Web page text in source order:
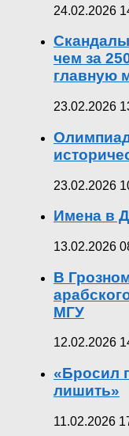
24.02.2026
чем за
главную
23.02.2026
23.02.2026
Имена в
13.02.2026
В
МГУ
12.02.2026
«Бросил
лишить»
11.02.2026